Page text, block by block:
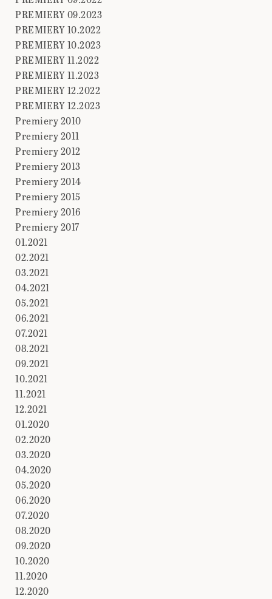
PREMIERY 09.2023
PREMIERY 10.2022
PREMIERY 10.2023
PREMIERY 11.2022
PREMIERY 11.2023
PREMIERY 12.2022
PREMIERY 12.2023
Premiery 2010
Premiery 2011
Premiery 2012
Premiery 2013
Premiery 2014
Premiery 2015
Premiery 2016
Premiery 2017
01.2021
02.2021
03.2021
04.2021
05.2021
06.2021
07.2021
08.2021
09.2021
10.2021
11.2021
12.2021
01.2020
02.2020
03.2020
04.2020
05.2020
06.2020
07.2020
08.2020
09.2020
10.2020
11.2020
12.2020